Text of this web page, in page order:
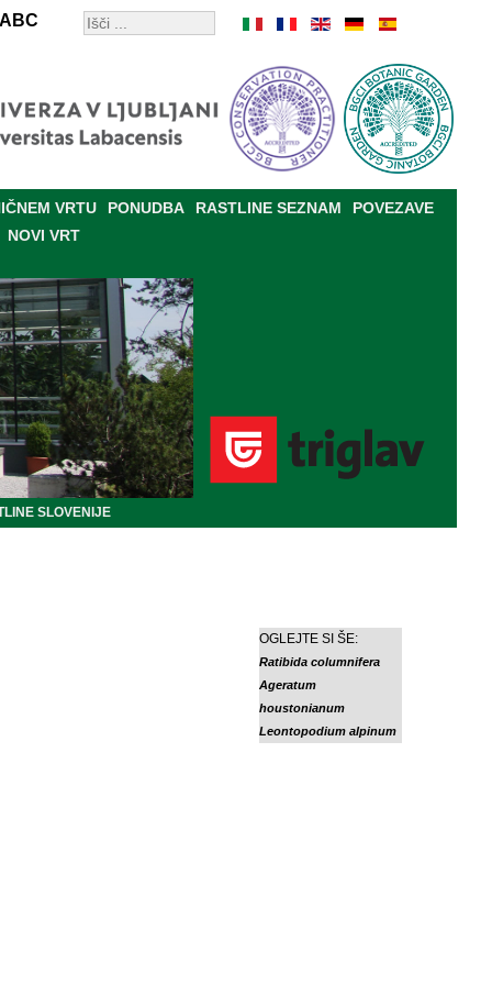
ABC
VRTU PONUDBA RASTLINE SEZNAM
POVEZAVE
NOVI VRT
SLOVENIJE
OGLEJTE SI ŠE:
Ratibida columnifera
Ageratum
houstonianum
Leontopodium alpinum